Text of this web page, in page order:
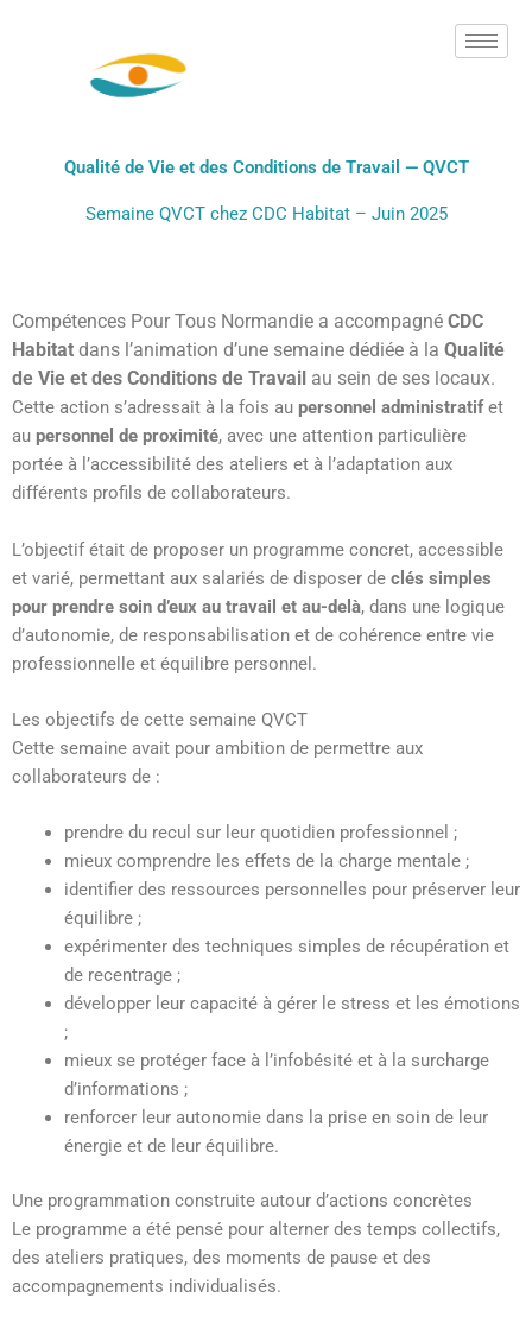
Qualité de Vie et des Conditions de Travail — QVCT
Semaine QVCT chez CDC Habitat – Juin 2025
Compétences Pour Tous Normandie a accompagné CDC
Habitat dans l’animation d’une semaine dédiée à la Qualité
de Vie et des Conditions de Travail au sein de ses locaux.
Cette action s’adressait à la fois au personnel administratifet
au personnel de proximité, avec une attention particulière
portée à l’accessibilité des ateliers et à l’adaptation aux
différents profils de collaborateurs.
L’objectif était de proposer un programme concret, accessible
et varié, permettant aux salariés de disposer de clés simples
pour prendre soin d’eux au travail et au-delà, dans une logique
d’autonomie, de responsabilisation et de cohérence entre vie
professionnelle et équilibre personnel.
Les objectifs de cette semaine QVCT
Cette semaine avait pour ambition de permettre aux
collaborateurs de :
prendre du recul sur leur quotidien professionnel ;
mieux comprendre les effets de la charge mentale ;
identifier des ressources personnelles pour préserver leur
équilibre ;
expérimenter des techniques simples de récupération et
de recentrage ;
développer leur capacité à gérer le stress et les émotions
;
mieux se protéger face à l’infobésité et à la surcharge
d’informations ;
renforcer leur autonomie dans la prise en soin de leur
énergie et de leur équilibre.
Une programmation construite autour d’actions concrètes
Le programme a été pensé pour alterner des temps collectifs,
des ateliers pratiques, des moments de pause et des
accompagnements individualisés.